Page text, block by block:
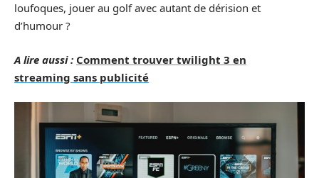
loufoques, jouer au golf avec autant de dérision et
d’humour ?
A lire aussi : Comment trouver twilight 3 en
streaming sans publicité